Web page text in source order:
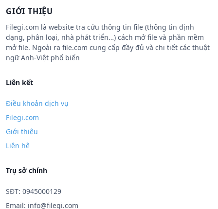
GIỚI THIỆU
Filegi.com là website tra cứu thông tin file (thông tin định
dạng, phân loại, nhà phát triển…) cách mở file và phần mềm
mở file. Ngoài ra file.com cung cấp đầy đủ và chi tiết các thuật
ngữ Anh-Việt phổ biến
Liên kết
Điều khoản dịch vụ
Filegi.com
Giới thiệu
Liên hệ
Trụ sở chính
SĐT: 0945000129
Email: info@filegi.com